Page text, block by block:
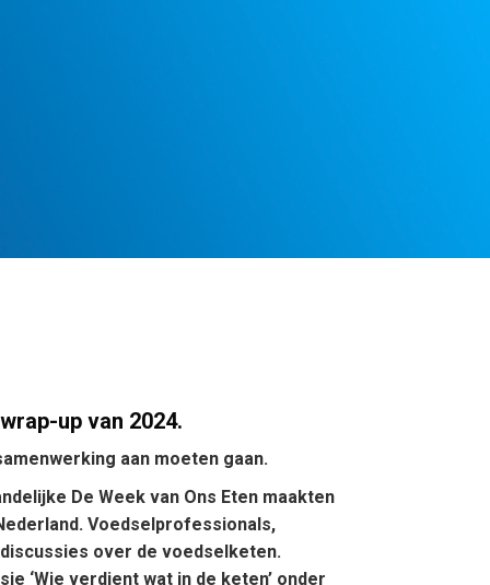
up van 2024.
aan moeten gaan.
De Week van Ons Eten maakten
Voedselprofessionals,
over de voedselketen.
‘Wie verdient wat in de keten’ onder